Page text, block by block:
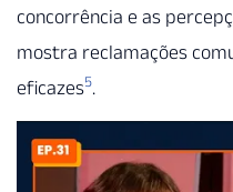
concorrência e as
mostra reclamações
eficazes5.